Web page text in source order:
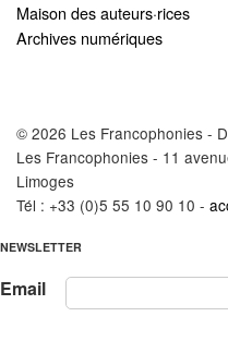
Maison des auteurs·rices
Archives numériques
© 2026 Les Francophonies -
Les Francophonies - 11
Limoges
Tél : +33 (0)5 55 10 90 10 -
NEWSLETTER
Email